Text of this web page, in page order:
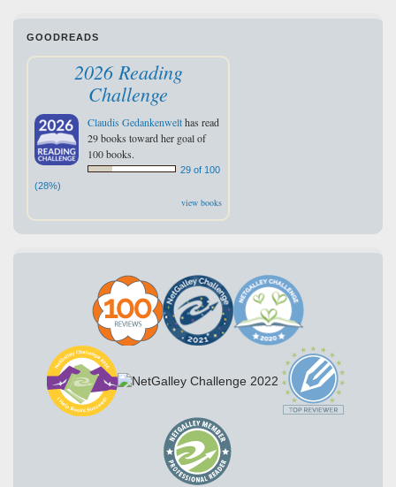
GOODREADS
2026 Reading
Challenge
Claudis Gedankenwelthas read
29 books toward her goal of
100 books.
29 of 100
(28%)
view books